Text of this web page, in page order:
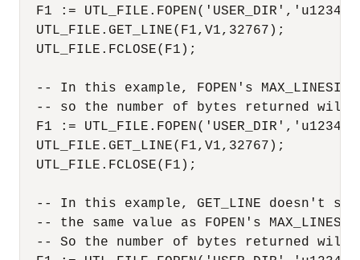
F1 :=
  UTL_FILE.GET_LINE(F1,V1,32767);
  UTL_FILE.FCLOSE(F1);
-- In this example, FOPEN's
-- so the number of bytes returned
F1 :=
  UTL_FILE.GET_LINE(F1,V1,32767);
  UTL_FILE.FCLOSE(F1);
-- In this example, GET_LINE doesn't
-- the same value as FOPEN's
-- So the number of bytes returned